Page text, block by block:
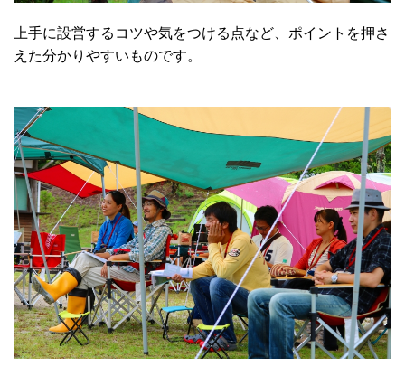
上手に設営するコツや気をつける点など、ポイントを押さ
えた分かりやすいものです。